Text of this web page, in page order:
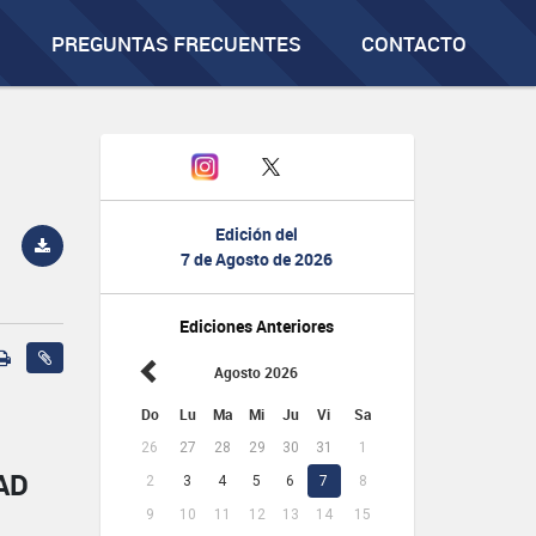
PREGUNTAS FRECUENTES CONTACTO
Edición del
7 de Agosto de 2026
Ediciones Anteriores
Agosto 2026
Do Lu Ma Mi Ju Vi Sa
26 27 28 29 30 31
1
2
3 4 5 6 7
8
9
10 11 12 13 14 15